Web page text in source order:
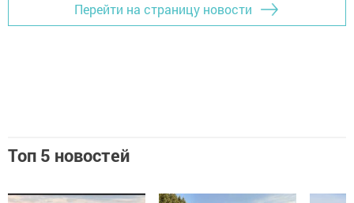
Перейти на страницу новости
Топ 5 новостей